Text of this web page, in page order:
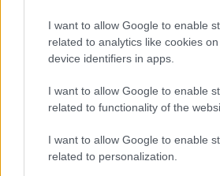
I want to allow Google to enable
related to analytics like cookies
device identifiers in apps.
I want to allow Google to enable
related to functionality of the
I want to allow Google to enable
related to personalization.
Izgalmas, műfaji határokon
április 10-én, a költészet